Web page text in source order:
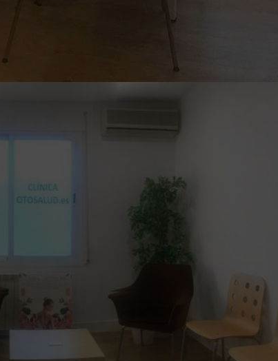
consentimiento en cualquier momento, sin que ello
su retirada.
sus datos. OTOSALUD S.L. dejará de tratar los datos,
reclamaciones.
supresión, limitación, oposición y portabilidad de los
REAL (CIUDAD REAL), indicando en el sobre
indicando en el asunto PROTECCIÓN